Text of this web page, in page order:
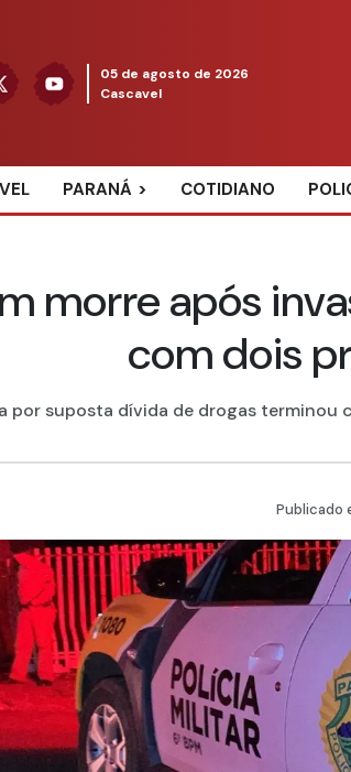
05 de agosto de 2026
Cascavel
PARANÁ COTIDIANO
morre após
com dois
por suposta dívida de drogas terminou
Publicado